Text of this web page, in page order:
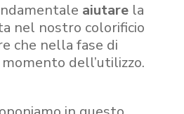
aiutare la
nel nostro colorificio
che nella fase di
dell’utilizzo.